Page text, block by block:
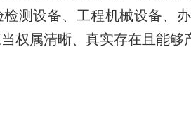
测设备、工程机械设备、
权属清晰、真实存在且能够